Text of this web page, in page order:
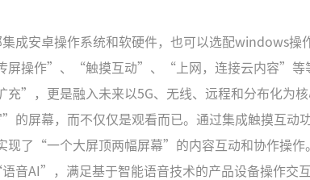
成安卓操作系统和软硬件，也可以选配windows操
屏操作”、“触摸互动”、“上网，连接云内容”等
”，更是融入未来以5G、无线、远程和分布化为核
屏幕，而不仅仅是观看而已。通过集成触摸互动
现了“一个大屏顶两幅屏幕”的内容互动和协作操
AI”，满足基于智能语音技术的产品设备操作交